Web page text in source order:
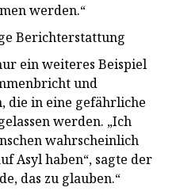
werden.“
Berichterstattung
ein weiteres Beispiel
und
die in eine gefährliche
werden. „Ich
wahrscheinlich
Asyl haben“, sagte der
das zu glauben.“